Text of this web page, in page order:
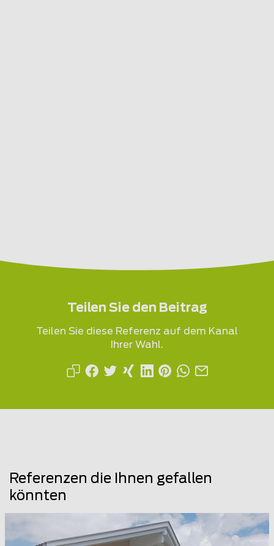
Teilen Sie den Beitrag
Teilen Sie diese Referenz auf dem Kanal
Ihrer Wahl.
Referenzen die Ihnen gefallen
könnten